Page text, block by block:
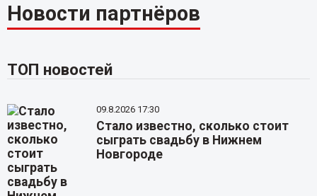
Новости партнёров
ТОП новостей
09.8.2026 17:30
Стало известно, сколько стоит
сыграть свадьбу в Нижнем
Новгороде